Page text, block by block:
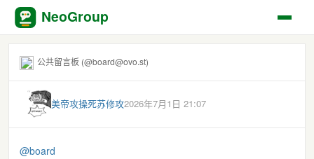
NeoGroup
公共留言板 (@board@ovo.st)
美帝攻操死苏修攻2026年7月1日 21:07
@board